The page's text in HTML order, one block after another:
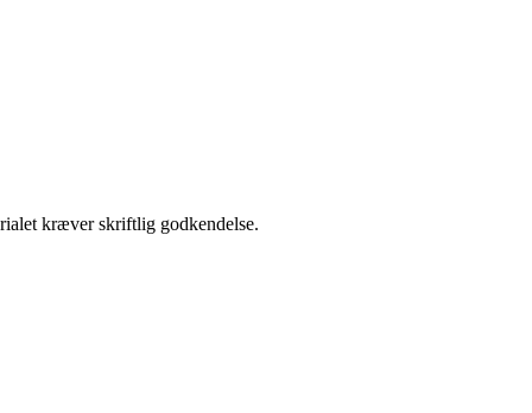
kræver skriftlig godkendelse.